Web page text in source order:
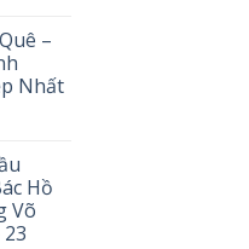
–
Nhất
Hồ
Võ